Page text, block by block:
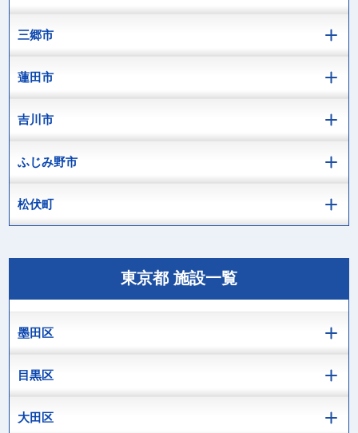
三郷市
蓮田市
吉川市
ふじみ野市
松伏町
東京都 施設一覧
墨田区
目黒区
大田区